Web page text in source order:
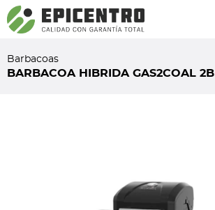
¿Olvidó su contraseña?Regístrese aquí
Barbacoas
BARBACOA HIBRIDA GAS2COAL 2B